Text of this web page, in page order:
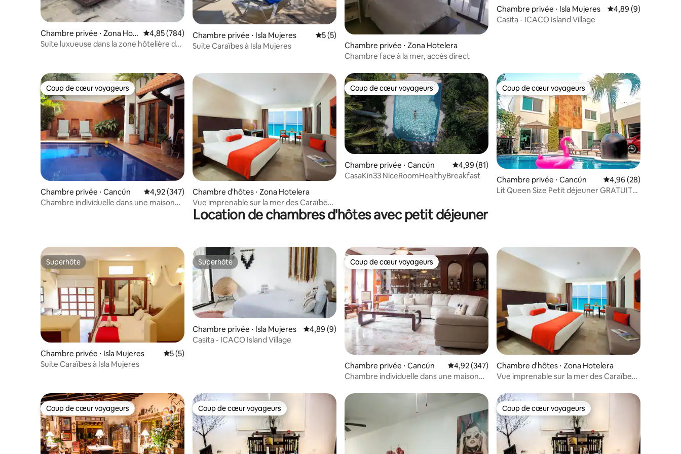
Chambre privée ⋅ Zona Hot
elera
Évaluation moyenne sur la base de 784 commentaires : 4,85 sur 5
4,85 (784)
Suite luxueuse dans la zone hôtelière de
Chambre privée ⋅ Isla Mujeres Évaluation moyenne sur la base de 5 commentaires : 5 sur 5
5 (5)
Suite Caraïbes à Isla Mujeres
Chambre privée ⋅ Zona Hotelera
Chambre face à la mer, accès direct
Chambre privée ⋅ Isla Mujeres Évaluation moyenne
4,89 (9)
Casita - ICACO Island Village
Coup de cœur voyageurs
Coup de cœur voyageurs
Chambre privée ⋅ Cancún Évaluation moyenne sur la base de 347 commentaires : 4,92 sur 5
4,92 (347)
Chambre individuelle dans une maison
Chambre d'hôtes ⋅ Zona Hotelera
Vue imprenable sur la mer des Caraïbes
tout compris
Coup de cœur voyageurs
Coup de cœur voyageurs
Chambre privée ⋅ Cancún Évaluation moyenne sur la base de 81 commentaires : 4,99 sur 5
4,99 (81)
CasaKin33 NiceRoomHealthyBreakfast
Coup de cœur voyageurs
Coup de cœur voyageurs
Chambre privée ⋅ Cancún Évaluation moyenne
4,96 (28)
Lit Queen Size Petit déjeuner GRATUIT
Location de chambres d'hôtes avec petit déjeuner
Superhôte
Superhôte
Chambre privée ⋅ Isla Mujeres Évaluation moyenne sur la base de 5 commentaires : 5 sur 5
5 (5)
Suite Caraïbes à Isla Mujeres
Superhôte
Superhôte
Chambre privée ⋅ Isla Mujeres Évaluation moyenne sur la base de 9 commentaires : 4,89 sur 5
4,89 (9)
Casita - ICACO Island Village
Coup de cœur voyageurs
Coup de cœur voyageurs
Chambre privée ⋅ Cancún Évaluation moyenne sur la base de 347 commentaires : 4,92 sur 5
4,92 (347)
Chambre individuelle dans une maison
Chambre d'hôtes ⋅ Zona Hotelera
Vue imprenable sur la mer des Caraïbes
Coup de cœur voyageurs
Coup de cœur voyageurs Coup de cœur voyageurs
Coup de cœur voyageurs Coup de cœur voyageurs
Coup de cœur voyageurs